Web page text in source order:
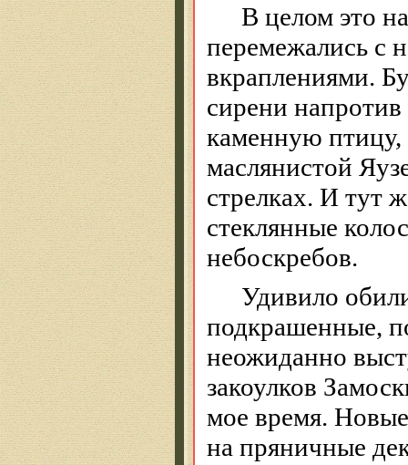
В целом это
перемежались с
вкраплениями.
сирени
каменную птицу,
маслянистой
стрелках. И тут
стеклянные
небоскребов.
Удивило
подкрашенные,
неожиданно
закоулков
мое время.
на пряничные